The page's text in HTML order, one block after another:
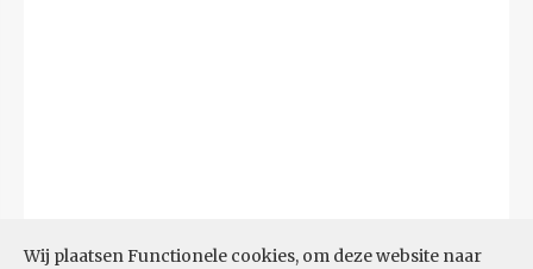
Wij plaatsen Functionele cookies, om deze website naar